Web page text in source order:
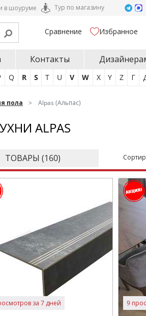
в шоуруме Тур по магазину
Сравнение Избранное
Контакты
Q R S T U V W X Y Z Г
пола Alpas (Альпас)
ALPAS
ТОВАРЫ (160)
за 7 дней 9